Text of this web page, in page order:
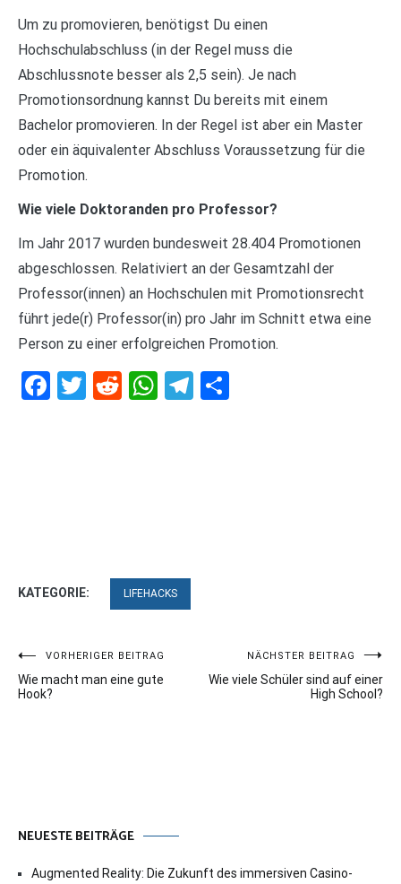
Um zu promovieren, benötigst Du einen
Hochschulabschluss (in der Regel muss die
Abschlussnote besser als 2,5 sein). Je nach
Promotionsordnung kannst Du bereits mit einem
Bachelor promovieren. In der Regel ist aber ein Master
oder ein äquivalenter Abschluss Voraussetzung für die
Promotion.
Wie viele Doktoranden pro Professor?
Im Jahr 2017 wurden bundesweit 28.404 Promotionen
abgeschlossen. Relativiert an der Gesamtzahl der
Professor(innen) an Hochschulen mit Promotionsrecht
führt jede(r) Professor(in) pro Jahr im Schnitt etwa eine
Person zu einer erfolgreichen Promotion.
Facebook
Twitter
RedditWhatsApp
Telegram
KATEGORIE: LIFEHACKS
Beitragsnavigation
VORHERIGER BEITRAG
Wie macht man eine gute
Hook?
NÄCHSTER BEITRAG
Wie viele Schüler sind auf einer
High School?
NEUESTE BEITRÄGE
Augmented Reality: Die Zukunft des immersiven Casino-